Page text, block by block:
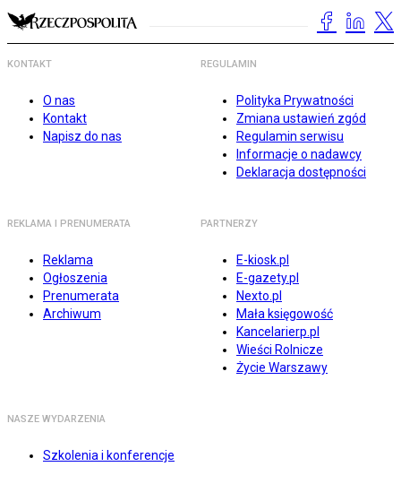
KONTAKT
O nas
Kontakt
Napisz do nas
REGULAMIN
Polityka Prywatności
Zmiana ustawień zgód
Regulamin serwisu
Informacje o nadawcy
Deklaracja dostępności
REKLAMA I PRENUMERATA
Reklama
Ogłoszenia
Prenumerata
Archiwum
PARTNERZY
E-kiosk.pl
E-gazety.pl
Nexto.pl
Mała księgowość
Kancelarierp.pl
Wieści Rolnicze
Życie Warszawy
NASZE WYDARZENIA
Szkolenia i konferencje